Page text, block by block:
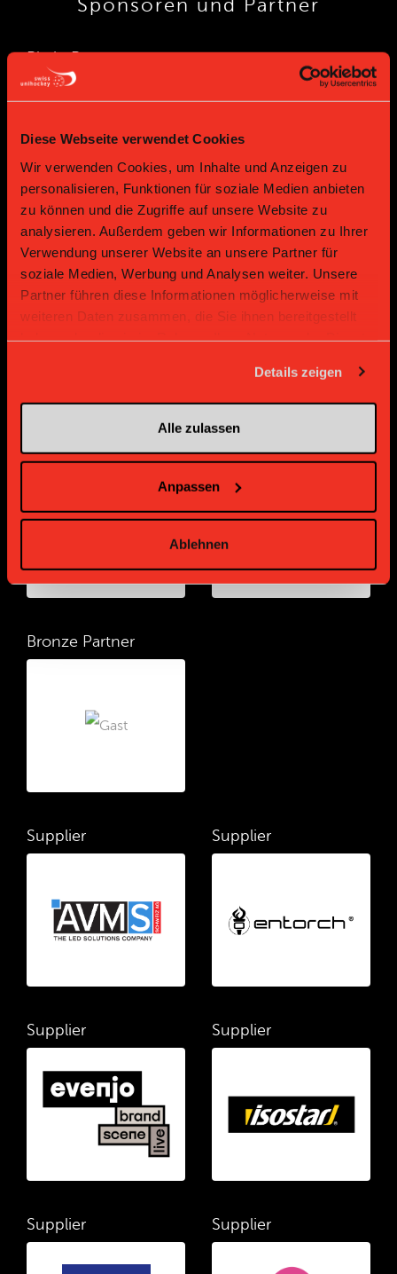
Diese Webseite verwendet Cookies
Wir verwenden Cookies, um Inhalte und Anzeigen zu
personalisieren, Funktionen für soziale Medien anbieten
zu können und die Zugriffe auf unsere Website zu
analysieren. Außerdem geben wir Informationen zu Ihrer
Verwendung unserer Website an unsere Partner für
soziale Medien, Werbung und Analysen weiter. Unsere
Partner führen diese Informationen möglicherweise mit
weiteren Daten zusammen, die Sie ihnen bereitgestellt
Details zeigen
Alle zulassen
Anpassen
Ablehnen
Sponsoren und Partner
Platin Partner
Gold Partner Gold Partner
Gold Partner Gold Partner
Bronze Partner
Supplier Supplier
Supplier Supplier
Supplier Supplier